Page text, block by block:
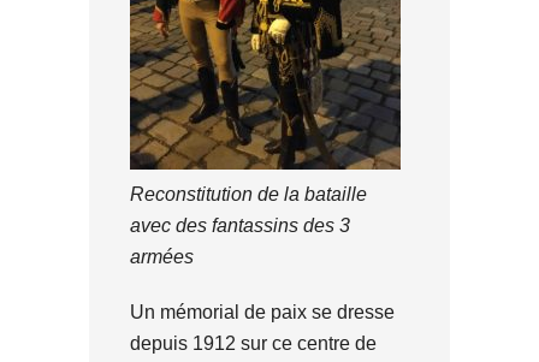
Reconstitution de la bataille
avec des fantassins des 3
armées
Un mémorial de paix se dresse
depuis 1912 sur ce centre de